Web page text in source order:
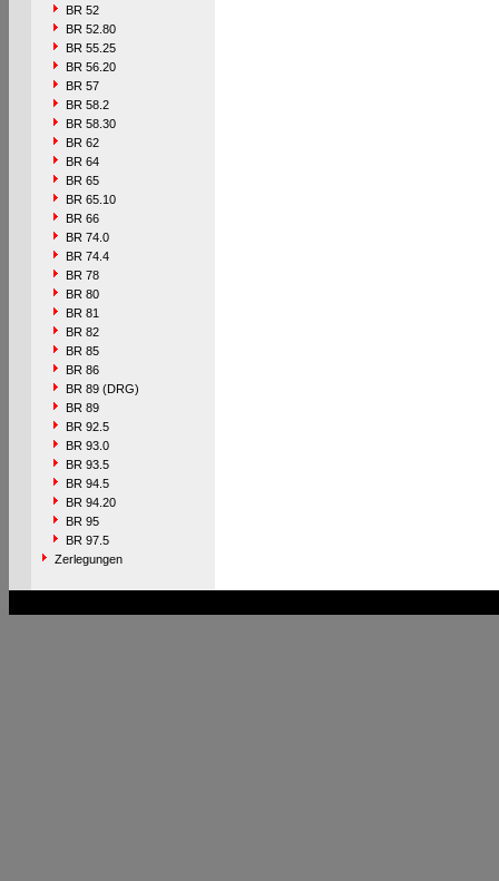
BR 52
BR 52.80
BR 55.25
BR 56.20
BR 57
BR 58.2
BR 58.30
BR 62
BR 64
BR 65
BR 65.10
BR 66
BR 74.0
BR 74.4
BR 78
BR 80
BR 81
BR 82
BR 85
BR 86
BR 89 (DRG)
BR 89
BR 92.5
BR 93.0
BR 93.5
BR 94.5
BR 94.20
BR 95
BR 97.5
Zerlegungen